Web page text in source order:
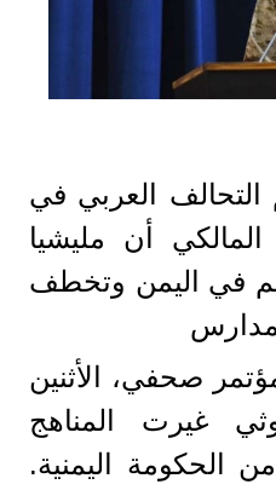
التحالف العربي في
المالكي أن مليشيا
في اليمن وتخطف
صحفي، الأثنين
غيرت المناهج
الحكومة اليمنية.